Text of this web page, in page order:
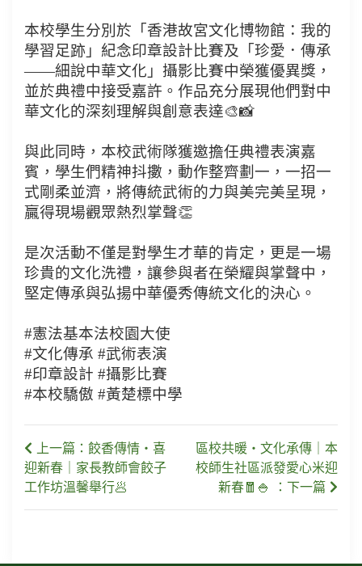
本校學生分別於「香港故宮文化博物館：我的
學習足跡」紀念印章設計比賽及「珍愛．傳承
——細說中華文化」攝影比賽中榮獲優異獎，
並於典禮中接受嘉許。作品充分展現他們對中
華文化的深刻理解與創意表達🎨📸
與此同時，本校武術隊獲邀擔任典禮表演嘉
賓，學生們精神抖擻，動作整齊劃一，一招一
式剛柔並濟，將傳統武術的力與美完美呈現，
贏得現場觀眾熱烈掌聲👏
是次活動不僅是對學生才華的肯定，更是一場
珍貴的文化洗禮，讓參與者在榮耀與掌聲中，
堅定傳承與弘揚中華優秀傳統文化的決心。
#憲法基本法校園大使
#文化傳承 #武術表演
#印章設計 #攝影比賽
#本校驕傲 #黃楚標中學
上一篇：餃香傳情・喜
迎新春｜家長教師會餃子
工作坊溫馨舉行🥟
區校共暖・文化承傳｜本
校師生社區派發愛心米迎
新春🧧🍚 ：下一篇